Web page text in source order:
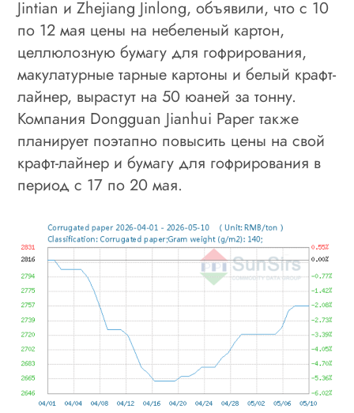
Jintian и Zhejiang Jinlong, объявили, что с 10
по 12 мая цены на небеленый картон,
целлюлозную бумагу для гофрирования,
макулатурные тарные картоны и белый крафт-
лайнер, вырастут на 50 юаней за тонну.
Компания Dongguan Jianhui Paper также
планирует поэтапно повысить цены на свой
крафт-лайнер и бумагу для гофрирования в
период с 17 по 20 мая.